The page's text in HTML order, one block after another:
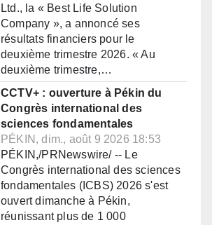
Ltd., la « Best Life Solution
Company », a annoncé ses
résultats financiers pour le
deuxième trimestre 2026. « Au
deuxième trimestre,…
CCTV+ : ouverture à Pékin du
Congrès international des
sciences fondamentales
PÉKIN, dim., août 9 2026 18:53
PÉKIN,/PRNewswire/ -- Le
Congrès international des sciences
fondamentales (ICBS) 2026 s'est
ouvert dimanche à Pékin,
réunissant plus de 1 000